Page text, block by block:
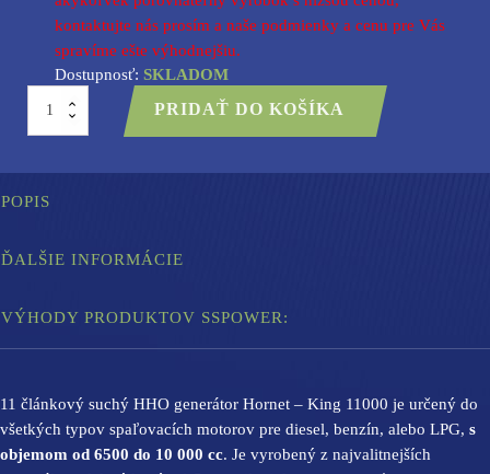
kontaktujte nás prosím a naše podmienky a cenu pre Vás
spravíme ešte výhodnejšiu.
Dostupnosť: SKLADOM
množstvo
HHO
generátor
-
11000
PRIDAŤ DO KOŠÍKA
POPIS
ĎALŠIE INFORMÁCIE
VÝHODY PRODUKTOV SSPOWER:
11 článkový suchý HHO generátor Hornet – King 11000 je určený do
všetkých typov spaľovacích motorov pre diesel, benzín, alebo LPG, s
objemom od 6500 do 10 000 cc. Je vyrobený z najvalitnejších